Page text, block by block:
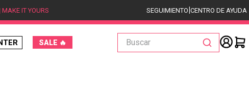
IT YOURS SEGUIMIENTO|CENTRO DE AYUDA
SALE 🔥
Buscar